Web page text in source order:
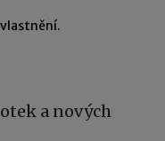
a nových